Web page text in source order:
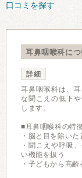
口コミを探す
耳鼻咽喉科につ
詳細
耳鼻咽喉科は、
な聞こえの低下
します。
■耳鼻咽喉科の特
・脳と目を除い
・聞こえや呼吸
い機能を扱う
・子どもから高